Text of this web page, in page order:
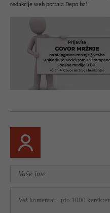
redakcije web portala Depo.ba!